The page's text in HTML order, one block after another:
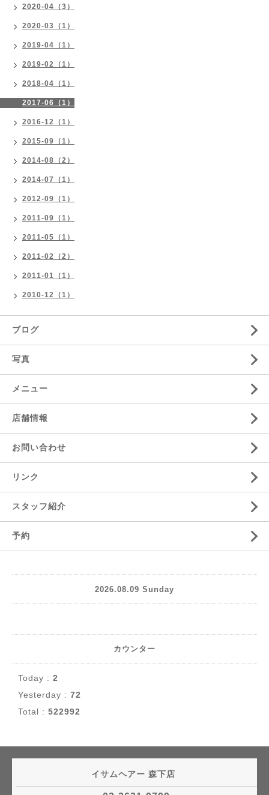
2020-04（3）
2020-03（1）
2019-04（1）
2019-02（1）
2018-04（1）
2017-06（1）
2016-12（1）
2015-09（1）
2014-08（2）
2014-07（1）
2012-09（1）
2011-09（1）
2011-05（1）
2011-02（2）
2011-01（1）
2010-12（1）
ブログ
写真
メニュー
店舗情報
お問い合わせ
リンク
スタッフ紹介
予約
2026.08.09 Sunday
カウンター
Today : 2
Yesterday : 72
Total : 522992
イサムヘアー 森下店